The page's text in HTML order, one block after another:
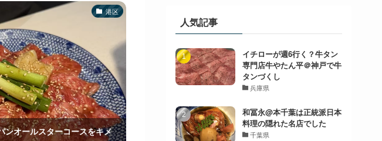
港区
ンオールスターコースをキメ
人気記事
イチローが週6行く？牛タン
専門店牛やたん平＠神戸で牛
タンづくし
兵庫県
和冨永@本千葉は正統派日本
料理の隠れた名店でした
千葉県